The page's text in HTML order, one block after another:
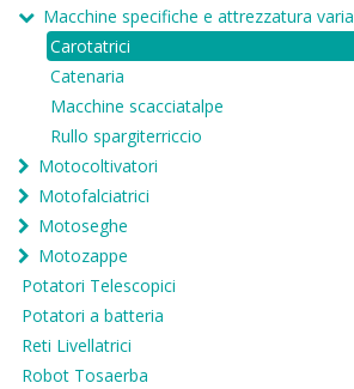
Macchine specifiche e attrezzatura varia
Carotatrici
Catenaria
Macchine scacciatalpe
Rullo spargiterriccio
Motocoltivatori
Motofalciatrici
Motoseghe
Motozappe
Potatori Telescopici
Potatori a batteria
Reti Livellatrici
Robot Tosaerba